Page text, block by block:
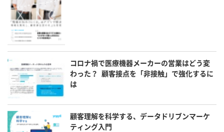
コロナ禍で医療機器メーカーの営業はどう変
わった？ 顧客接点を「非接触」で強化するに
は
顧客理解を科学する、データドリブンマーケ
ティング入門